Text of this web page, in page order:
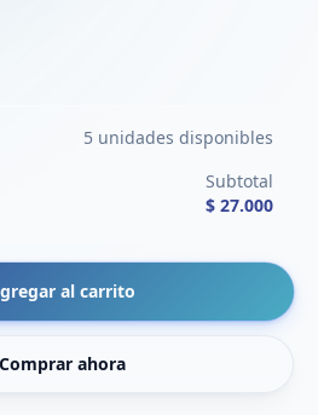
5 unidades disponibles
Subtotal
$ 27.000
al carrito
Comprar ahora